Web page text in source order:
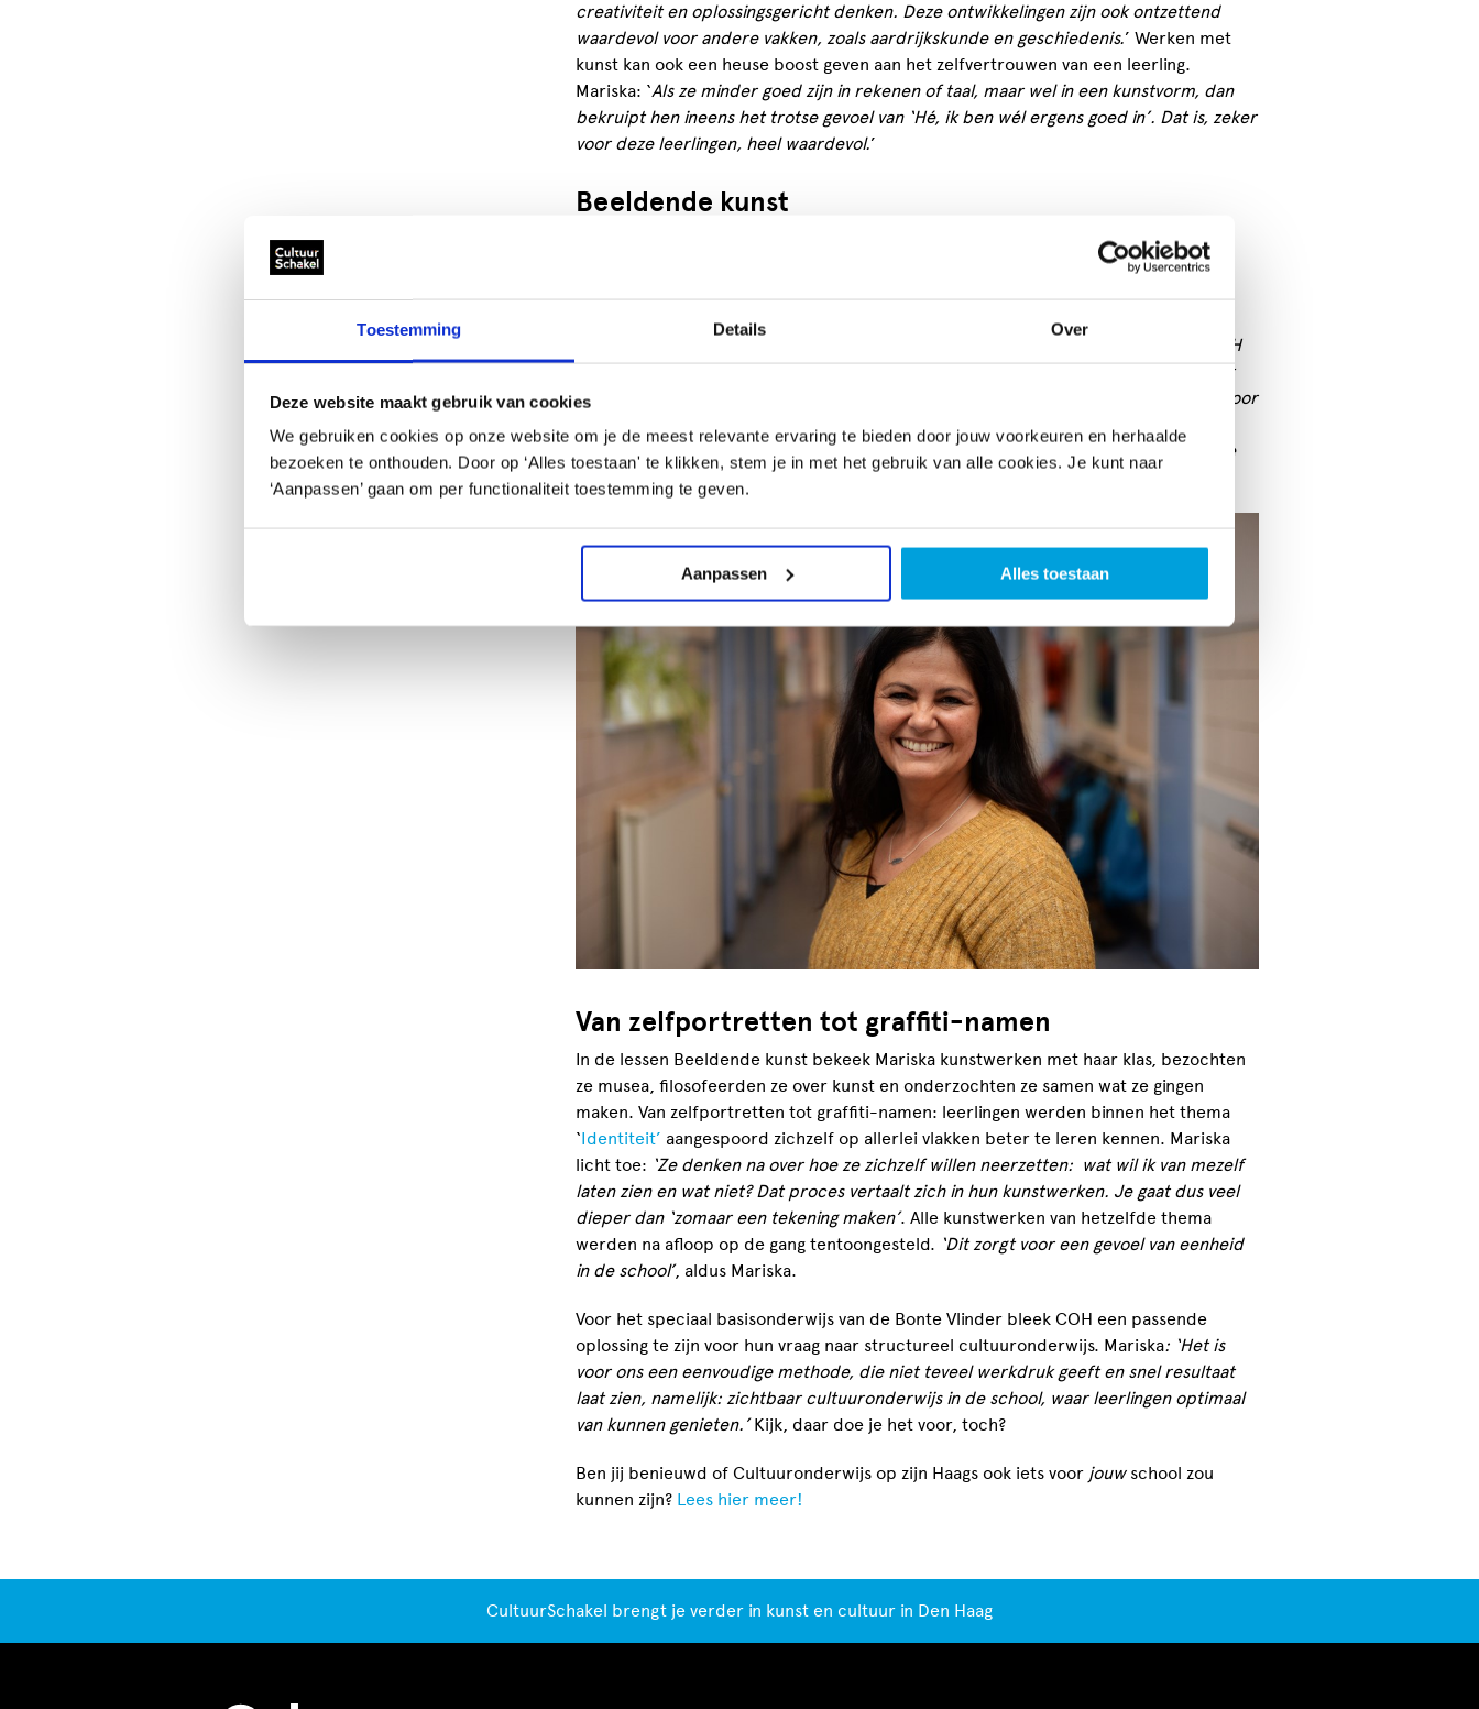
Toestemming Details Over
Deze website maakt gebruik van cookies
We gebruiken cookies op onze website om je de meest relevante ervaring te bieden door jouw voorkeuren en herhaalde
bezoeken te onthouden. Door op ‘Alles toestaan' te klikken, stem je in met het gebruik van alle cookies. Je kunt naar
‘Aanpassen’ gaan om per functionaliteit toestemming te geven.
Aanpassen Alles toestaan
creativiteit en oplossingsgericht denken. Deze ontwikkelingen zijn ook ontzettend
waardevol voor andere vakken, zoals aardrijkskunde en geschiedenis.’ Werken met
kunst kan ook een heuse boost geven aan het zelfvertrouwen van een leerling.
Mariska: ‘Als ze minder goed zijn in rekenen of taal, maar wel in een kunstvorm, dan
bekruipt hen ineens het trotse gevoel van ‘Hé, ik ben wél ergens goed in’. Dat is, zeker
voor deze leerlingen, heel waardevol.’
Beeldende kunst
Overtuigd van het belang van structureel cultuuronderwijs voor hun leerlingen
besloot het hele team van de Bonte Vlinder aan de slag te gaan met COH. Ze
leerlingen en kozen uiteindelijk voor
. Mariska: ‘
mogelijkheden zijn in kunstdisciplines en thema’s heeft ons doen besluiten met COH
aan de slag te gaan. Hoewel we merken dat Beeldende kunst enorm aanslaat, is het
fijn dat we hierna ook kunnen kiezen uit andere disciplines, zoals
. Voor
welke optie we ook kiezen, we weten dat werken met COH prettig is, omdat alles
duidelijk beschreven wordt. Je hoeft gelukkig geen creatief specialist te zijn om de
les te kunnen uitvoeren; als je de handleiding volgt haal je er al genoeg uit.
Van zelfportretten tot graffiti-namen
In de lessen Beeldende kunst bekeek Mariska kunstwerken met haar klas, bezochten
ze musea, filosofeerden ze over kunst en onderzochten ze samen wat ze gingen
maken. Van zelfportretten tot graffiti-namen: leerlingen werden binnen het thema
‘Identiteit’ aangespoord zichzelf op allerlei vlakken beter te leren kennen. Mariska
licht toe: ‘Ze denken na over hoe ze zichzelf willen neerzetten: wat wil ik van mezelf
laten zien en wat niet? Dat proces vertaalt zich in hun kunstwerken. Je gaat dus veel
dieper dan ‘zomaar een tekening maken’. Alle kunstwerken van hetzelfde thema
werden na afloop op de gang tentoongesteld. ‘Dit zorgt voor een gevoel van eenheid
in de school’, aldus Mariska.
Voor het speciaal basisonderwijs van de Bonte Vlinder bleek COH een passende
oplossing te zijn voor hun vraag naar structureel cultuuronderwijs. Mariska: ‘Het is
voor ons een eenvoudige methode, die niet teveel werkdruk geeft en snel resultaat
laat zien, namelijk: zichtbaar cultuuronderwijs in de school, waar leerlingen optimaal
van kunnen genieten.’Kijk, daar doe je het voor, toch?
Ben jij benieuwd of Cultuuronderwijs op zijn Haags ook iets voor jouwschool zou
kunnen zijn? Lees hier meer!
CultuurSchakel brengt je verder in kunst en cultuur in Den Haag